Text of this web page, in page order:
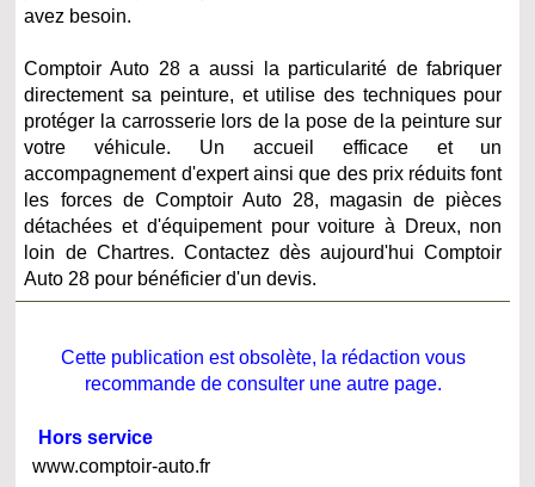
avez besoin.
Comptoir Auto 28 a aussi la particularité de fabriquer
directement sa peinture, et utilise des techniques pour
protéger la carrosserie lors de la pose de la peinture sur
votre véhicule. Un accueil efficace et un
accompagnement d'expert ainsi que des prix réduits font
les forces de Comptoir Auto 28, magasin de pièces
détachées et d'équipement pour voiture à Dreux, non
loin de Chartres. Contactez dès aujourd'hui Comptoir
Auto 28 pour bénéficier d'un devis.
Cette publication est obsolète, la rédaction vous
recommande de consulter une autre page.
Hors service
www.comptoir-auto.fr